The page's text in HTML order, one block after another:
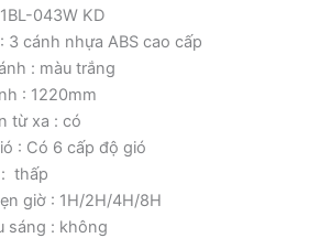
043W KD
3 cánh nhựa ABS cao cấp
: màu trắng
: 1220mm
từ xa : có
: Có 6 cấp độ gió
: thấp
giờ : 1H/2H/4H/8H
sáng : không